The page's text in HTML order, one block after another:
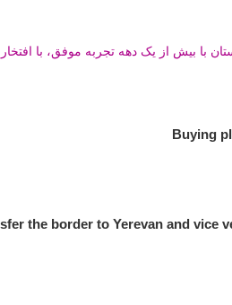
با بیش از یک دهه تجربه موفق، با